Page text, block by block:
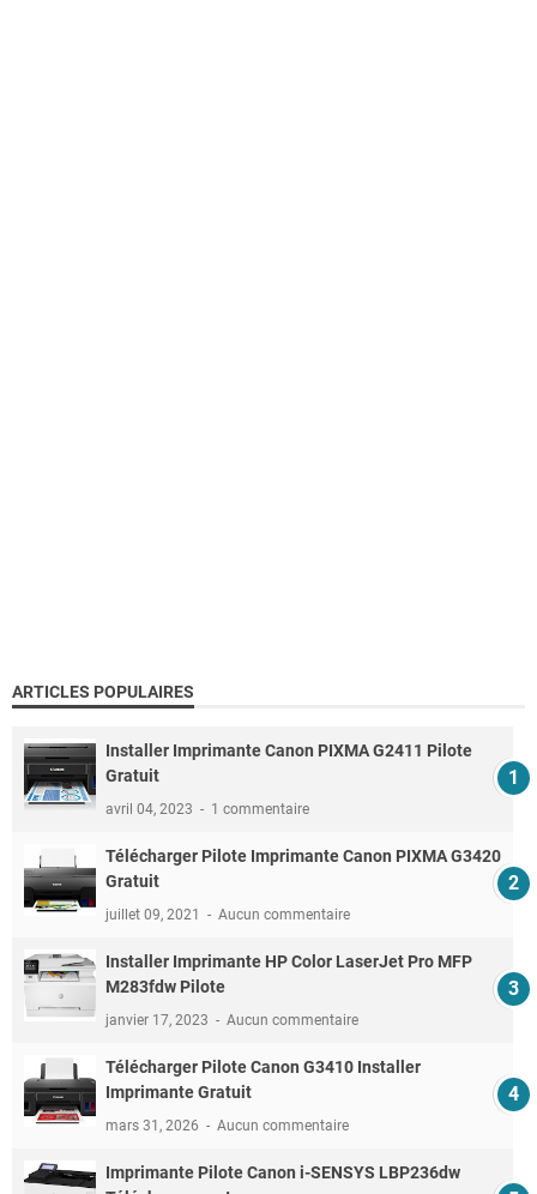
ARTICLES POPULAIRES
Installer Imprimante Canon PIXMA G2411 Pilote
Gratuit
avril 04, 2023 1 commentaire
Télécharger Pilote Imprimante Canon PIXMA G3420
Gratuit
juillet 09, 2021 Aucun commentaire
Installer Imprimante HP Color LaserJet Pro MFP
M283fdw Pilote
janvier 17, 2023 Aucun commentaire
Télécharger Pilote Canon G3410 Installer
Imprimante Gratuit
mars 31, 2026 Aucun commentaire
Imprimante Pilote Canon i-SENSYS LBP236dw